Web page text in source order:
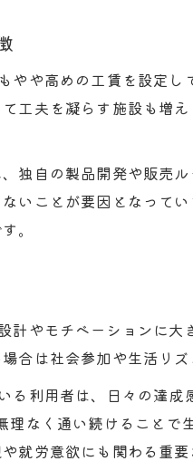
就労継続支援B型
日々の作業内容が
利用者自身が工賃
大阪の実態から見直すB
やや高めの工賃を設定
工夫を凝らす施設も増
独自の製品開発や販売
いことが要因となって
。
計やモチベーションに
合は社会参加や生活リ
利用者は、日々の達
なく通い続けること
就労意欲にも関わる重要